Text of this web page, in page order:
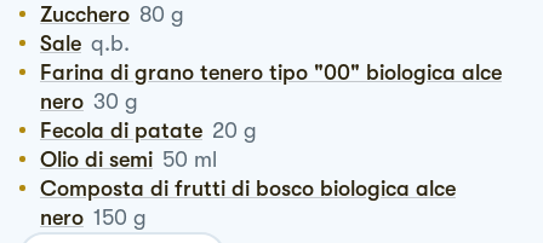
Zucchero 80 g
Sale q.b.
Farina di grano tenero tipo "00" biologica alce
nero 30 g
Fecola di patate 20 g
Olio di semi 50 ml
Composta di frutti di bosco biologica alce
nero 150 g